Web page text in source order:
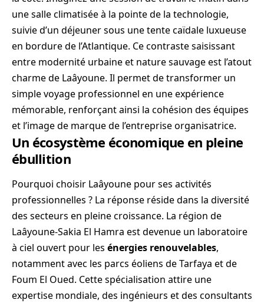
une salle climatisée à la pointe de la technologie,
suivie d’un déjeuner sous une tente caïdale luxueuse
en bordure de l’Atlantique. Ce contraste saisissant
entre modernité urbaine et nature sauvage est l’atout
charme de Laâyoune. Il permet de transformer un
simple voyage professionnel en une expérience
mémorable, renforçant ainsi la cohésion des équipes
et l’image de marque de l’entreprise organisatrice.
Un écosystème économique en pleine
ébullition
Pourquoi choisir Laâyoune pour ses activités
professionnelles ? La réponse réside dans la diversité
des secteurs en pleine croissance. La région de
Laâyoune-Sakia El Hamra est devenue un laboratoire
à ciel ouvert pour les énergies renouvelables,
notamment avec les parcs éoliens de Tarfaya et de
Foum El Oued. Cette spécialisation attire une
expertise mondiale, des ingénieurs et des consultants